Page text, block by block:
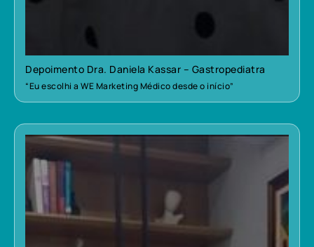
Depoimento Dra. Daniela Kassar – Gastropediatra
“Eu escolhi a WE Marketing Médico desde o início”